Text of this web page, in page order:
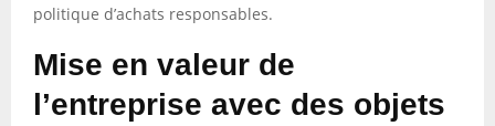
politique d’achats responsables.
Mise en valeur de
l’entreprise avec des objets